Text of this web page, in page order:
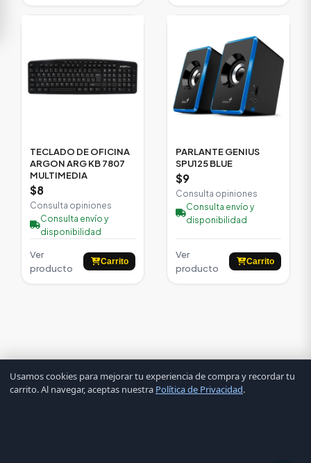
TECLADO DE OFICINA
ARGON ARG KB 7807
MULTIMEDIA
$8
Consulta opiniones
Consulta envío y
disponibilidad
Ver
producto
Carrito
PARLANTE GENIUS
SPU125 BLUE
$9
Consulta opiniones
Consulta envío y
disponibilidad
Ver
producto
Carrito
Usamos cookies para mejorar tu experiencia de compra y recordar tu
carrito. Al navegar, aceptas nuestra Política de Privacidad.